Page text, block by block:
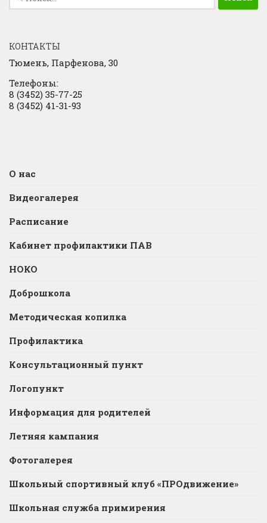
КОНТАКТЫ
Тюмень, Парфенова, 30
Телефоны:
8 (3452) 35-77-25
8 (3452) 41-31-93
О нас
Видеогалерея
Расписание
Кабинет профилактики ПАВ
НОКО
Доброшкола
Методическая копилка
Профилактика
Консультационный пункт
Логопункт
Информация для родителей
Летняя кампания
Фотогалерея
Школьный спортивный клуб «ПРОдвижение»
Школьная служба примирения